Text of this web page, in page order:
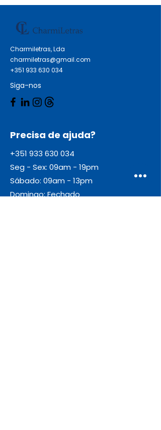
Charmiletras, Lda
charmiletras@gmail.com
+351 933 630 034
Siga-nos
Precisa de ajuda?
+351 933 630 034
Seg - Sex: 09am - 19pm
Sábado: 09am - 13pm
Domingo: Fechado